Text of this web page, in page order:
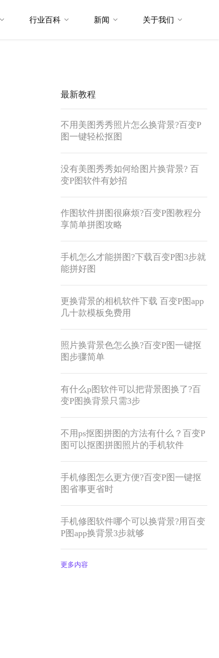
行业百科 新闻 关于我们
最新教程
不用美图秀秀照片怎么换背景?百变P
图一键轻松抠图
没有美图秀秀如何给图片换背景? 百
变P图软件有妙招
作图软件拼图很麻烦?百变P图教程分
享简单拼图攻略
手机怎么才能拼图?下载百变P图3步就
能拼好图
更换背景的相机软件下载 百变P图app
几十款模板免费用
照片换背景色怎么换?百变P图一键抠
图步骤简单
有什么p图软件可以把背景图换了?百
变P图换背景只需3步
不用ps抠图拼图的方法有什么？百变P
图可以抠图拼图照片的手机软件
手机修图怎么更方便?百变P图一键抠
图省事更省时
手机修图软件哪个可以换背景?用百变
P图app换背景3步就够
更多内容